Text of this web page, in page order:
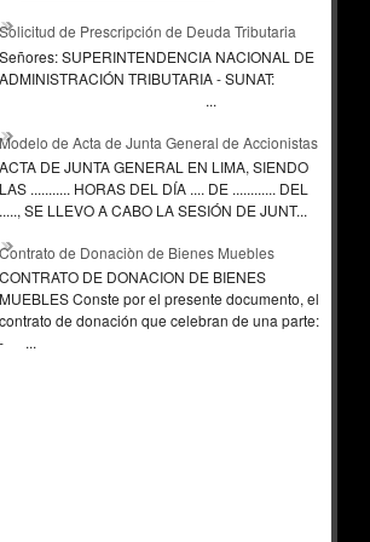
Solicitud de Prescripción de Deuda Tributaria
Señores: SUPERINTENDENCIA NACIONAL DE
ADMINISTRACIÓN TRIBUTARIA - SUNAT:
...
Modelo de Acta de Junta General de Accionistas
ACTA DE JUNTA GENERAL EN LIMA, SIENDO
LAS ........... HORAS DEL DÍA .... DE ............ DEL
....., SE LLEVO A CABO LA SESIÓN DE JUNT...
Contrato de Donaciòn de Bienes Muebles
CONTRATO DE DONACION DE BIENES
MUEBLES Conste por el presente documento, el
contrato de donación que celebran de una parte:
- ...